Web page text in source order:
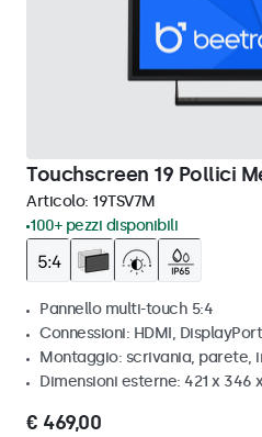
Touchscreen 19 Pollici
Articolo: 19TSV7M
100+ pezzi disponibili
Pannello multi-touch 5:4
Connessioni: HDMI,
Montaggio: scrivania, parete,
Dimensioni esterne: 421 x 346
€ 469,00